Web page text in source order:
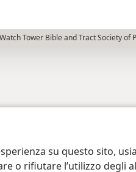
su questo sito,
o rifiutare l’utilizzo degli
Tower Bible and Tract Society of